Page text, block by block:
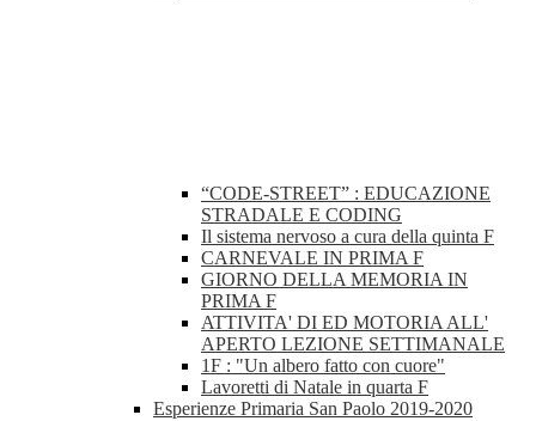
“CODE-STREET” : EDUCAZIONE
STRADALE E CODING
Il sistema nervoso a cura della quinta F
CARNEVALE IN PRIMA F
GIORNO DELLA MEMORIA IN
PRIMA F
ATTIVITA' DI ED MOTORIA ALL'
APERTO LEZIONE SETTIMANALE
1F : "Un albero fatto con cuore"
Lavoretti di Natale in quarta F
Esperienze Primaria San Paolo 2019-2020